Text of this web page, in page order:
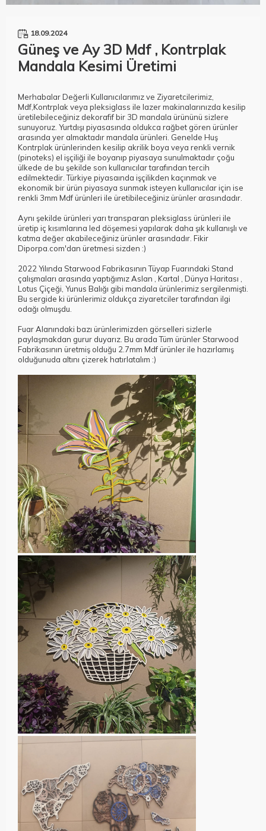
18.09.2024
Güneş ve Ay 3D Mdf , Kontrplak
Mandala Kesimi Üretimi
Merhabalar Değerli Kullanıcılarımız ve Ziyaretcilerimiz,
Mdf,Kontrplak veya pleksiglass ile lazer makinalarınızda kesilip
üretilebileceğiniz dekorafif bir 3D mandala ürününü sizlere
sunuyoruz. Yurtdışı piyasasında oldukca rağbet gören ürünler
arasında yer almaktadır mandala ürünleri. Genelde Huş
Kontrplak ürünlerinden kesilip akrilik boya veya renkli vernik
(pinoteks) el işçiliği ile boyanıp piyasaya sunulmaktadır çoğu
ülkede de bu şekilde son kullanıcılar tarafından tercih
edilmektedir. Türkiye piyasaında işçilikden kaçınmak ve
ekonomik bir ürün piyasaya sunmak isteyen kullanıcılar için ise
renkli 3mm Mdf ürünleri ile üretibileceğiniz ürünler arasındadır.
Aynı şekilde ürünleri yarı transparan pleksiglass ürünleri ile
üretip iç kısımlarına led döşemesi yapılarak daha şık kullanışlı ve
katma değer akabileceğiniz ürünler arasındadır. Fikir
Diporpa.com'dan üretmesi sizden :)
2022 Yılında Starwood Fabrikasının Tüyap Fuarındaki Stand
çalışmaları arasında yaptığımız Aslan , Kartal , Dünya Haritası ,
Lotus Çiçeği, Yunus Balığı gibi mandala ürünlerimiz sergilenmişti.
Bu sergide ki ürünlerimiz oldukça ziyaretciler tarafından ilgi
odağı olmuşdu.
Fuar Alanındaki bazı ürünlerimizden görselleri sizlerle
paylaşmakdan gurur duyarız. Bu arada Tüm ürünler Starwood
Fabrikasının üretmiş olduğu 2.7mm Mdf ürünler ile hazırlamış
olduğunuda altını çizerek hatırlatalım :)